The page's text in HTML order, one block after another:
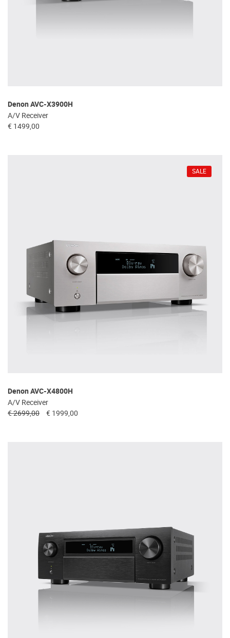
Denon AVC-X3900H
A/V Receiver
€ 1499,00
Denon AVC-X4800H
A/V Receiver
€ 2699,00
€ 1999,00
SALE